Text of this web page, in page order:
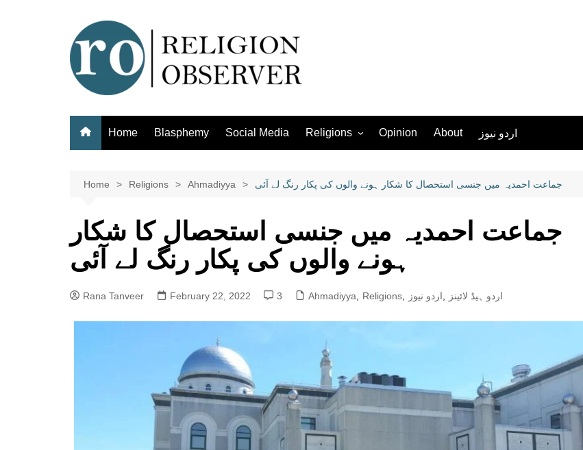
Home Blasphemy Social Media Religions
Christianity
Hinduism
Judaism
Sikhism
More
Opinion About اردو نیوز
Home Religions Ahmadiyya جماعت احمدیہ میں جنسی استحصال کا شکار ہونے والوں کی پکار رنگ لے آئی
جماعت احمدیہ میں جنسی استحصال کا شکار
ہونے والوں کی پکار رنگ لے آئی
Rana Tanveer February 22, 2022 3 Ahmadiyya Religions اردو نیوز اردو ہیڈ لائینز